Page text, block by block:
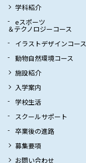
学科紹介
eスポーツ
＆テクノロジーコース
イラストデザインコース
動物自然環境コース
施設紹介
入学案内
学校生活
スクールサポート
卒業後の進路
募集要項
お問い合わせ